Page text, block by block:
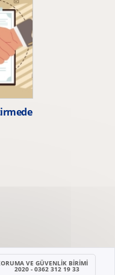
VE GÜVENLIK BIRIMI
2020 - 0362 312 19 33